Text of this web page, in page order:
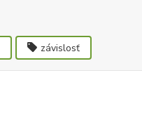
závislosť